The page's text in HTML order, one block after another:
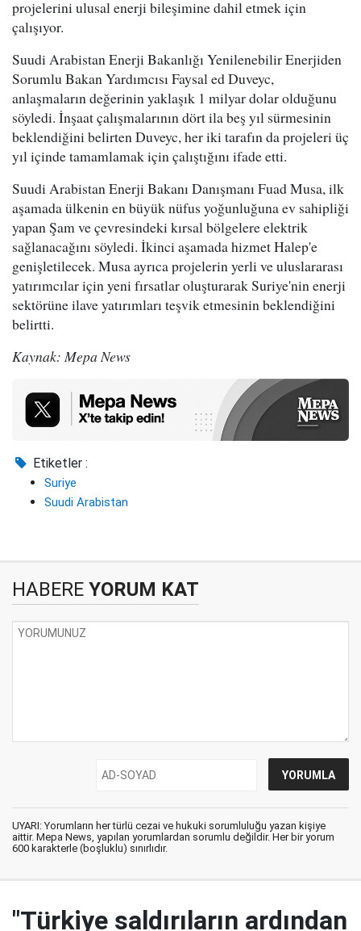
projelerini ulusal enerji bileşimine dahil etmek için
çalışıyor.
Suudi Arabistan Enerji Bakanlığı Yenilenebilir Enerjiden
Sorumlu Bakan Yardımcısı Faysal ed Duveyc,
anlaşmaların değerinin yaklaşık 1 milyar dolar olduğunu
söyledi. İnşaat çalışmalarının dört ila beş yıl sürmesinin
beklendiğini belirten Duveyc, her iki tarafın da projeleri üç
yıl içinde tamamlamak için çalıştığını ifade etti.
Suudi Arabistan Enerji Bakanı Danışmanı Fuad Musa, ilk
aşamada ülkenin en büyük nüfus yoğunluğuna ev sahipliği
yapan Şam ve çevresindeki kırsal bölgelere elektrik
sağlanacağını söyledi. İkinci aşamada hizmet Halep'e
genişletilecek. Musa ayrıca projelerin yerli ve uluslararası
yatırımcılar için yeni fırsatlar oluşturarak Suriye'nin enerji
sektörüne ilave yatırımları teşvik etmesinin beklendiğini
belirtti.
Kaynak: Mepa News
Etiketler :
Suriye
Suudi Arabistan
HABERE YORUM KAT
UYARI: Yorumların her türlü cezai ve hukuki sorumluluğu yazan kişiye
aittir. Mepa News, yapılan yorumlardan sorumlu değildir. Her bir yorum
600 karakterle (boşluklu) sınırlıdır.
"Türkiye saldırıların ardından